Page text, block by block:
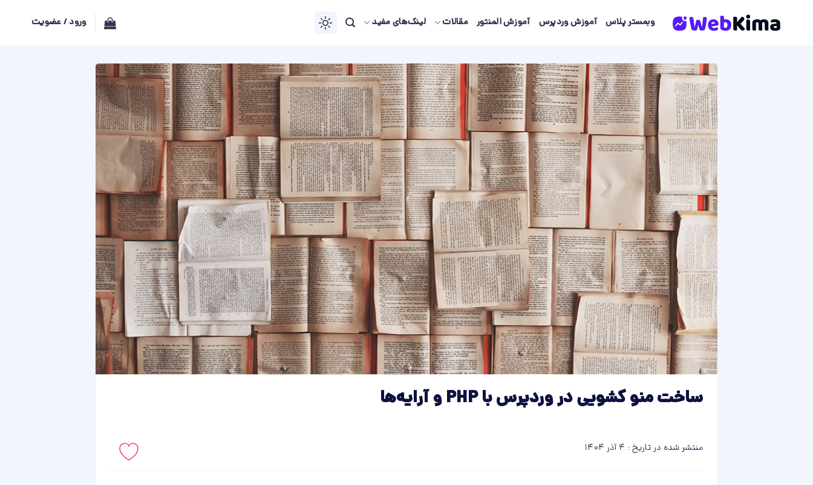
وبمستر پلاس آموزش وردپرس آموزش المنتور مقالات لینک‌های مفید ورود / عضویت
ساخت منو کشویی در وردپرس با PHP و آرایه‌ها
منتشر شده در تاریخ : 4 آذر 1404